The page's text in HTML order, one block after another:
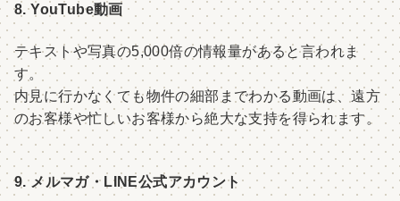
8. YouTube動画
テキストや写真の5,000倍の情報量があると言われま
す。
内見に行かなくても物件の細部までわかる動画は、遠方
のお客様や忙しいお客様から絶大な支持を得られます。
9. メルマガ・LINE公式アカウント